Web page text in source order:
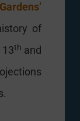
of
th and